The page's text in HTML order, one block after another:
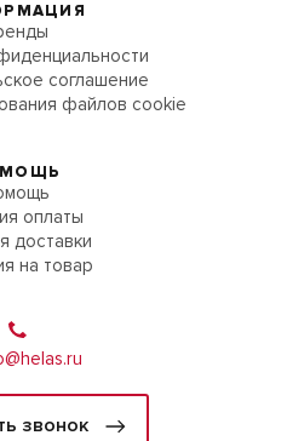
соглашение
файлов cookie
оплаты
доставки
на товар
звонок